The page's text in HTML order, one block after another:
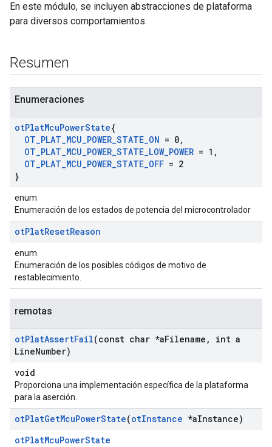
En este módulo, se incluyen abstracciones de plataforma
para diversos comportamientos.
Resumen
Enumeraciones
otPlatMcuPowerState{
OT_PLAT_MCU_POWER_STATE_ON = 0,
OT_PLAT_MCU_POWER_STATE_LOW_POWER = 1 ,
OT_PLAT_MCU_POWER_STATE_OFF = 2
}
enum
Enumeración de los estados de potencia del microcontrolador
otPlatResetReason
enum
Enumeración de los posibles códigos de motivo de
restablecimiento.
remotas
otPlatAssertFail(const char *aFilename ,
int a
LineNumber)
void
Proporciona una implementación específica de la plataforma
para la aserción.
otPlatGetMcuPowerState(otInstance *aInstance)
otPlatMcuPowerState